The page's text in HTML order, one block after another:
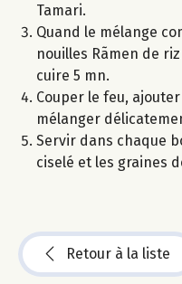
Tamari.
Quand le mélange
nouilles Rãmen de
cuire 5 mn.
Couper le feu,
mélanger
Servir dans chaque
ciselé et les graines
Retour à la liste